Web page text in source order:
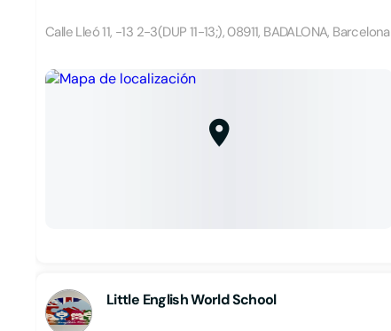
Calle Lleó 11, -13 2-3(DUP 11-13;), 08911, BADALONA, Barcelona
Little English World School